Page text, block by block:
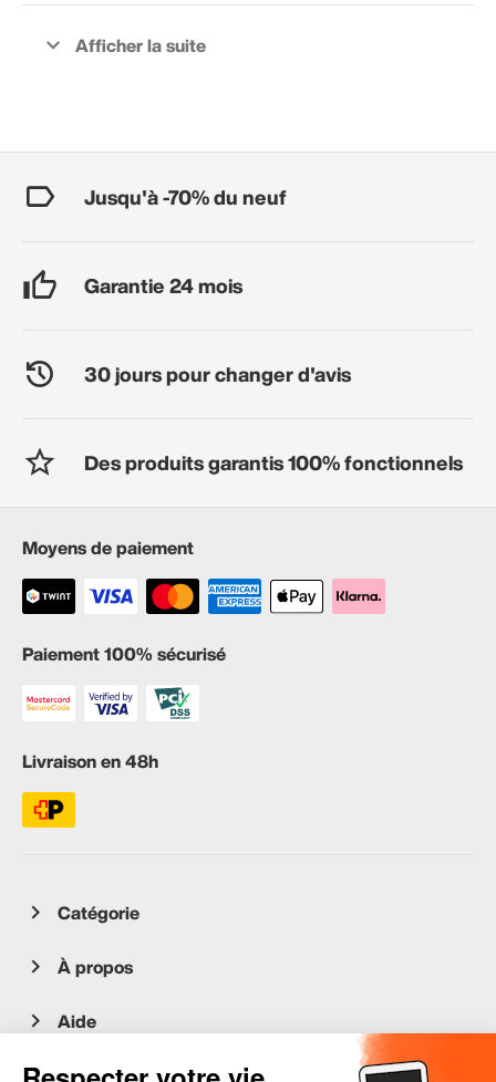
Jusqu'à -70% du neuf
Garantie 24 mois
30 jours pour changer d'avis
Des produits garantis 100% fonctionnels
Moyens de paiement
Paiement 100% sécurisé
Livraison en 48h
Catégorie
À propos
Aide
Service client